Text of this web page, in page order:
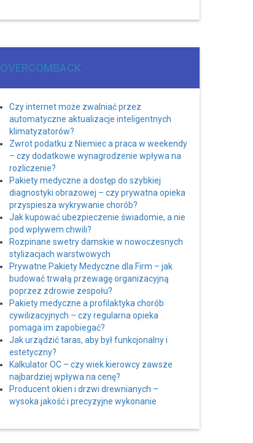
OVERCOMBACK
Czy internet może zwalniać przez
automatyczne aktualizacje inteligentnych
klimatyzatorów?
Zwrot podatku z Niemiec a praca w weekendy
– czy dodatkowe wynagrodzenie wpływa na
rozliczenie?
Pakiety medyczne a dostęp do szybkiej
diagnostyki obrazowej – czy prywatna opieka
przyspiesza wykrywanie chorób?
Jak kupować ubezpieczenie świadomie, a nie
pod wpływem chwili?
Rozpinane swetry damskie w nowoczesnych
stylizacjach warstwowych
Prywatne Pakiety Medyczne dla Firm – jak
budować trwałą przewagę organizacyjną
poprzez zdrowie zespołu?
Pakiety medyczne a profilaktyka chorób
cywilizacyjnych – czy regularna opieka
pomaga im zapobiegać?
Jak urządzić taras, aby był funkcjonalny i
estetyczny?
Kalkulator OC – czy wiek kierowcy zawsze
najbardziej wpływa na cenę?
Producent okien i drzwi drewnianych –
wysoka jakość i precyzyjne wykonanie